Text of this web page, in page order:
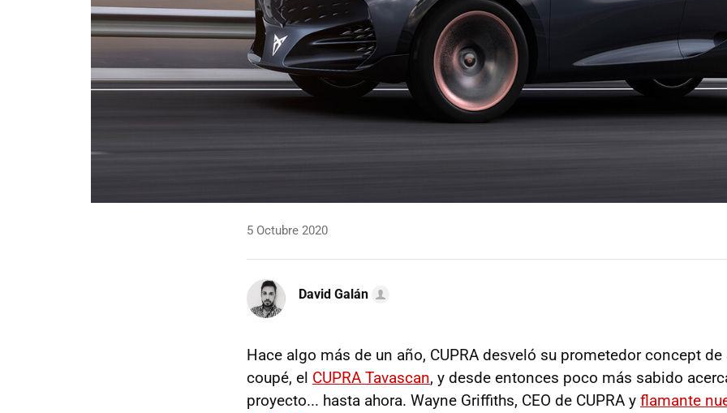
5 Octubre 2020
David Galán
Hace algo más de un año, CUPRA desveló su prometedor concept de
coupé, el CUPRA Tavascan, y desde entonces poco más sabido
proyecto... hasta ahora. Wayne Griffiths, CEO de CUPRA y flamante